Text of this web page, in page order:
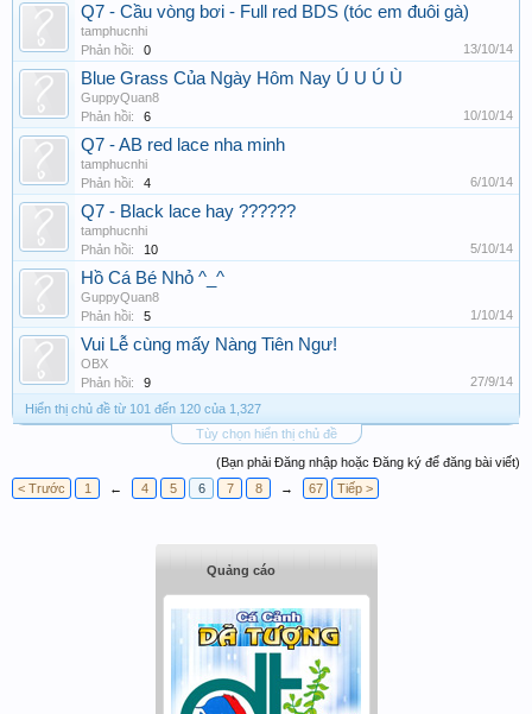
Q7 - Cầu vòng bơi - Full red BDS (tóc em đuôi gà)
tamphucnhi
Phản hồi:
0 13/10/14
Blue Grass Của Ngày Hôm Nay Ú U Ú Ù
GuppyQuan8
Phản hồi:
6 10/10/14
Q7 - AB red lace nha minh
tamphucnhi
Phản hồi:
4 6/10/14
Q7 - Black lace hay ??????
tamphucnhi
Phản hồi:
10 5/10/14
Hồ Cá Bé Nhỏ ^_^
GuppyQuan8
Phản hồi:
5 1/10/14
Vui Lễ cùng mấy Nàng Tiên Ngư!
OBX
Phản hồi:
9
27/9/14
Hiển thị chủ đề từ 101 đến 120 của 1,327
Tùy chọn hiển thị chủ đề
(Bạn phải Đăng nhập hoặc Đăng ký để đăng bài viết)
< Trước
1 ← 4 5 6 7 8 → 67 Tiếp >
Quảng cáo